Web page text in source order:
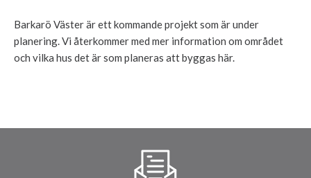
Barkarö Väster är ett kommande projekt som är under
planering. Vi återkommer med mer information om området
och vilka hus det är som planeras att byggas här.